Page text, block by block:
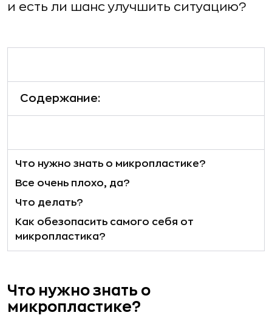
и есть ли шанс улучшить ситуацию?
Содержание:
Что нужно знать о микропластике?
Все очень плохо, да?
Что делать?
Как обезопасить самого себя от
микропластика?
Что нужно знать о
микропластике?